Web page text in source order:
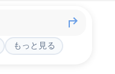
もっと見る